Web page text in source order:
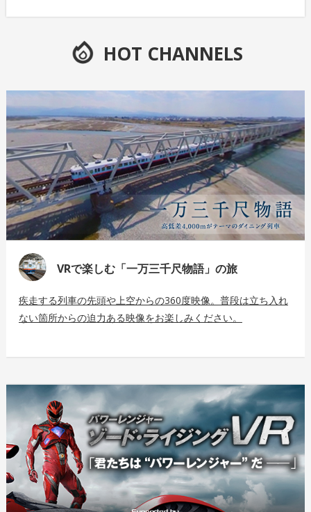
HOT CHANNELS
VRで楽しむ「一万三千尺物語」の旅
疾走する列車の先頭や上空からの360度映像。普段は立ち入れ
ない箇所からの迫力ある映像をお楽しみください。